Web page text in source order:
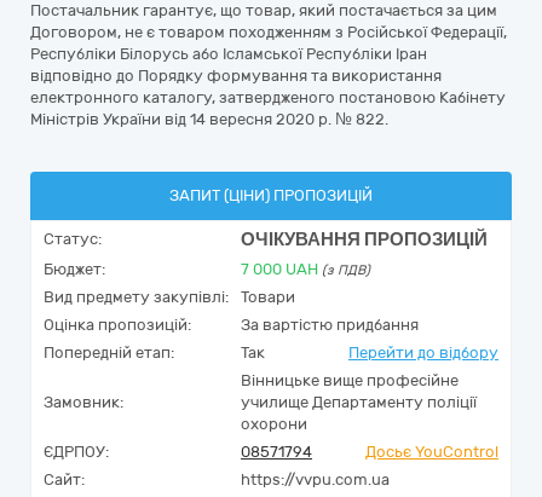
Постачальник гарантує, що товар, який постачається за цим
Договором, не є товаром походженням з Російської Федерації,
Республіки Білорусь або Ісламської Республіки Іран
відповідно до Порядку формування та використання
електронного каталогу, затвердженого постановою Кабінету
Міністрів України від 14 вересня 2020 р. № 822.
ЗАПИТ (ЦІНИ) ПРОПОЗИЦІЙ
Статус: ОЧІКУВАННЯ ПРОПОЗИЦІЙ
Бюджет: 7 000 UAH (з ПДВ)
Вид предмету закупівлі:
Товари
Оцінка пропозицій:
За вартістю придбання
Попередній етап:
Так Перейти до відбору
Замовник:
Вінницьке вище професійне
училище Департаменту поліції
охорони
ЄДРПОУ:
08571794
Досьє YouControl
Сайт:
https://vvpu.com.ua